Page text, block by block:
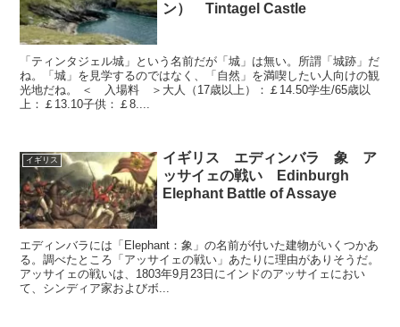
ン） Tintagel Castle
「ティンタジェル城」という名前だが「城」は無い。所謂「城跡」だ
ね。「城」を見学するのではなく、「自然」を満喫したい人向けの観
光地だね。 ＜ 入場料 ＞大人（17歳以上）：￡14.50学生/65歳以
上：￡13.10子供：￡8....
イギリス
イギリス エディンバラ 象 ア
ッサイェの戦い Edinburgh
Elephant Battle of Assaye
エディンバラには「Elephant：象」の名前が付いた建物がいくつかあ
る。調べたところ「アッサイェの戦い」あたりに理由がありそうだ。
アッサイェの戦いは、1803年9月23日にインドのアッサイェにおい
て、シンディア家およびボ...